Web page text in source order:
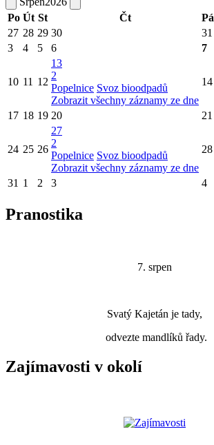
Po Út St Čt Pá
27 28 29 30 31
3
4 5 6 7
10 11 12
13
2
Popelnice Svoz bioodpadů
Zobrazit všechny záznamy ze dne
14
17 18 19 20 21
24 25 26
27
2
Popelnice Svoz bioodpadů
Zobrazit všechny záznamy ze dne
28
31 1 2 3 4
Pranostika
7. srpen
Svatý Kajetán je tady,
odvezte mandlíků řady.
Zajímavosti v okolí